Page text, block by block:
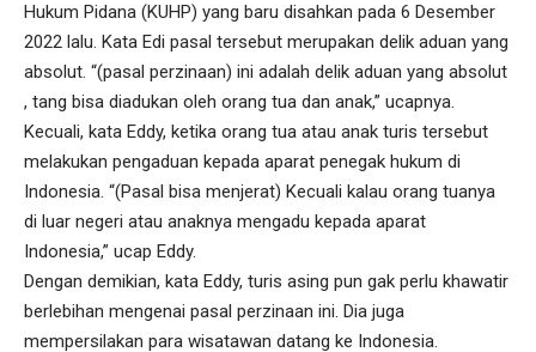
Hukum Pidana (KUHP) yang baru disahkan pada 6 Desember
2022 lalu. Kata Edi pasal tersebut merupakan delik aduan yang
absolut. “(pasal perzinaan) ini adalah delik aduan yang absolut
, tang bisa diadukan oleh orang tua dan anak,” ucapnya.
Kecuali, kata Eddy, ketika orang tua atau anak turis tersebut
melakukan pengaduan kepada aparat penegak hukum di
Indonesia. “(Pasal bisa menjerat) Kecuali kalau orang tuanya
di luar negeri atau anaknya mengadu kepada aparat
Indonesia,” ucap Eddy.
Dengan demikian, kata Eddy, turis asing pun gak perlu khawatir
berlebihan mengenai pasal perzinaan ini. Dia juga
mempersilakan para wisatawan datang ke Indonesia.